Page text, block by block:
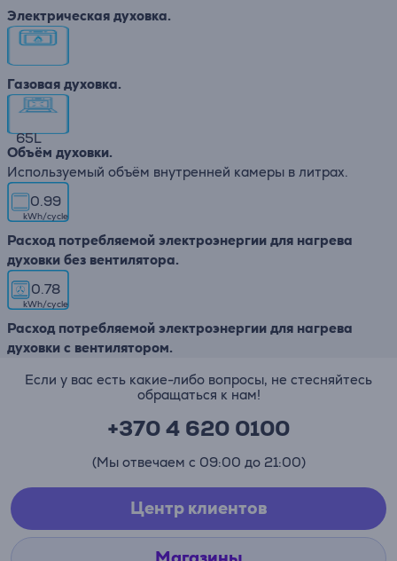
Электрическая духовка.
Газовая духовка.
65L
Объём духовки.
Используемый объём внутренней камеры в литрах.
0.99
kWh/cycle
Расход потребляемой электроэнергии для нагрева
духовки без вентилятора.
0.78
kWh/cycle
Расход потребляемой электроэнергии для нагрева
духовки с вентилятором.
Если у вас есть какие-либо вопросы, не стесняйтесь
обращаться к нам!
+370 4 620 0100
(Мы отвечаем с 09:00 до 21:00)
Центр клиентов